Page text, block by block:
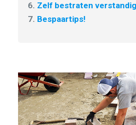
6. Zelf bestraten
7. Bespaartips!